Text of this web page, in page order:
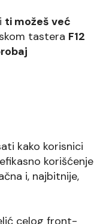
ti možeš već
tastera F12
kako korisnici
korišćenje
i, najbitnije,
celog front-